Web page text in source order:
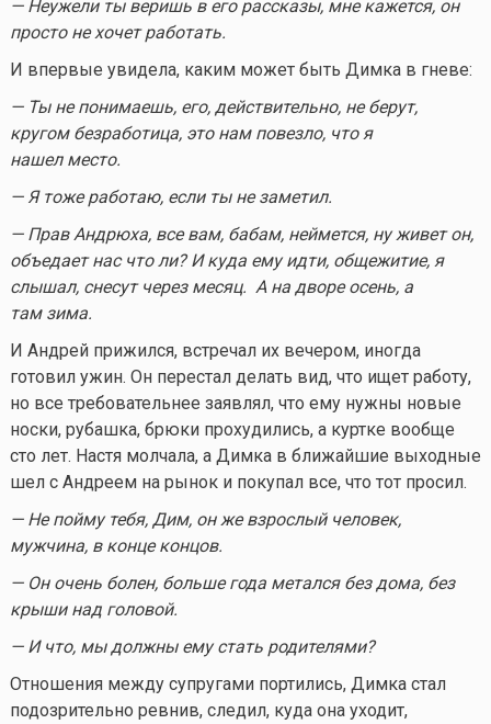
— Неужели ты веришь в его рассказы, мне кажется, он
просто не хочет работать.
И впервые увидела, каким может быть Димка в гневе:
— Ты не понимаешь, его, действительно, не берут,
кругом безработица, это нам повезло, что я
нашел место.
— Я тоже работаю, если ты не заметил.
— Прав Андрюха, все вам, бабам, неймется, ну живет он,
объедает нас что ли? И куда ему идти, общежитие, я
слышал, снесут через месяц. А на дворе осень, а
там зима.
И Андрей прижился, встречал их вечером, иногда
готовил ужин. Он перестал делать вид, что ищет работу,
но все требовательнее заявлял, что ему нужны новые
носки, рубашка, брюки прохудились, а куртке вообще
сто лет. Настя молчала, а Димка в ближайшие выходные
шел с Андреем на рынок и покупал все, что тот просил.
— Не пойму тебя, Дим, он же взрослый человек,
мужчина, в конце концов.
— Он очень болен, больше года метался без дома, без
крыши над головой.
— И что, мы должны ему стать родителями?
Отношения между супругами портились, Димка стал
подозрительно ревнив, следил, куда она уходит,